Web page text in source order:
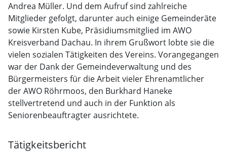
Andrea Müller. Und dem Aufruf sind zahlreiche
Mitglieder gefolgt, darunter auch einige Gemeinderäte
sowie Kirsten Kube, Präsidiumsmitglied im AWO
Kreisverband Dachau. In ihrem Grußwort lobte sie die
vielen sozialen Tätigkeiten des Vereins. Vorangegangen
war der Dank der Gemeindeverwaltung und des
Bürgermeisters für die Arbeit vieler Ehrenamtlicher
der AWO Röhrmoos, den Burkhard Haneke
stellvertretend und auch in der Funktion als
Seniorenbeauftragter ausrichtete.
Tätigkeitsbericht